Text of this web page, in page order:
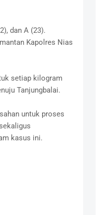
dan A (23).
Kapolres Nias
setiap kilogram
Tanjungbalai.
untuk proses
kasus ini.